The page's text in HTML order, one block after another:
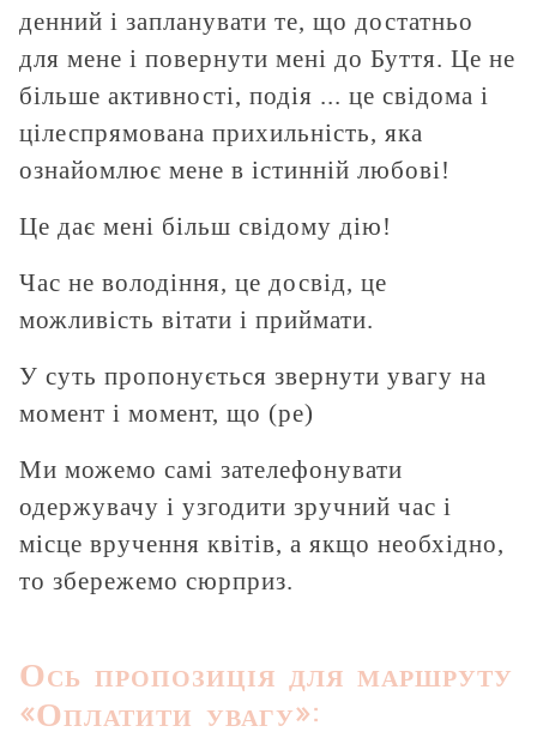
денний і запланувати те, що достатньо
для мене і повернути мені до Буття. Це не
більше активності, подія ... це свідома і
цілеспрямована прихильність, яка
ознайомлює мене в істинній любові!
Це дає мені більш свідому дію!
Час не володіння, це досвід, це
можливість вітати і приймати.
У суть пропонується звернути увагу на
момент і момент, що (ре)
Ми можемо самі зателефонувати
одержувачу і узгодити зручний час і
місце вручення квітів, а якщо необхідно,
то збережемо сюрприз.
Ось пропозиція для маршруту
«Оплатити увагу»: